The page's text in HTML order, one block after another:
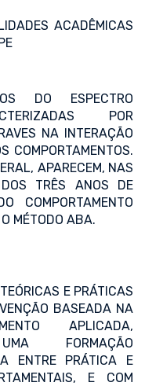
ACADÊMICAS
DO ESPECTRO
POR
NA INTERAÇÃO
COMPORTAMENTOS.
APARECEM, NAS
TRÊS ANOS DE
COMPORTAMENTO
MÉTODO ABA.
E PRÁTICAS
BASEADA NA
APLICADA,
FORMAÇÃO
ENTRE PRÁTICA E
E COM